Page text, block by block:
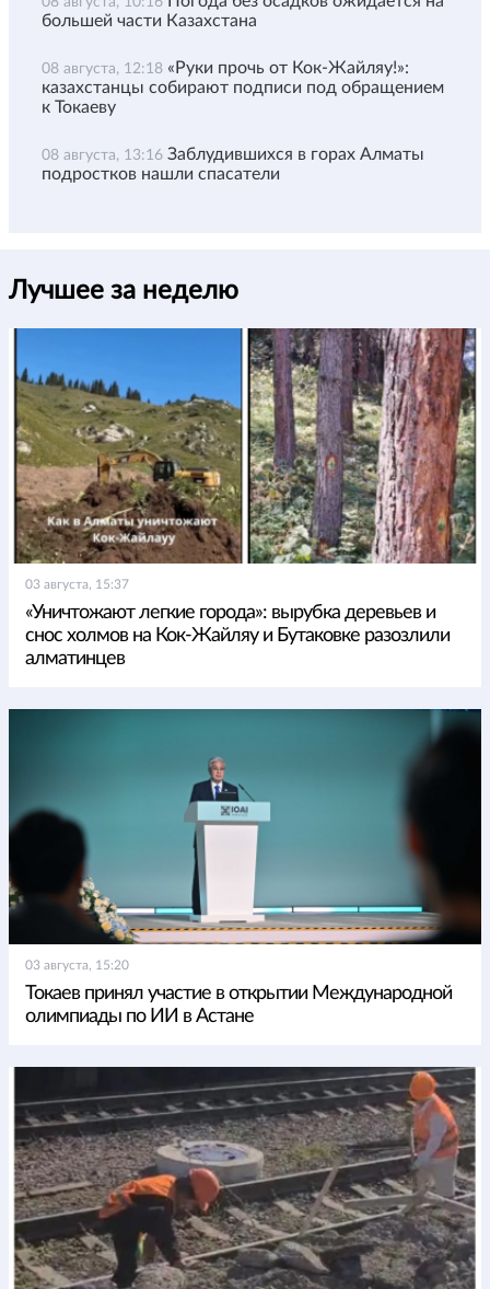
большей части Казахстана
08 августа, 12:18 «Руки прочь от Кок-Жайляу!»:
казахстанцы собирают подписи под обращением
к Токаеву
08 августа, 13:16 Заблудившихся в горах Алматы
подростков нашли спасатели
Лучшее за неделю
03 августа, 15:37
«Уничтожают легкие города»: вырубка деревьев и
снос холмов на Кок-Жайляу и Бутаковке разозлили
алматинцев
03 августа, 15:20
Токаев принял участие в открытии Международной
олимпиады по ИИ в Астане